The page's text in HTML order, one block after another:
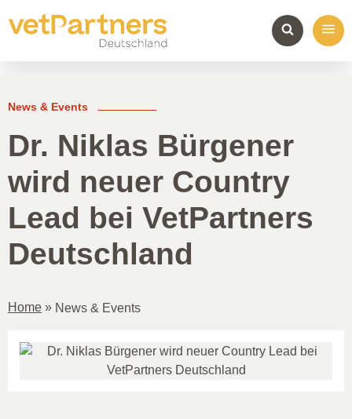
News & Events
Dr. Niklas Bürgener
wird neuer Country
Lead bei VetPartners
Deutschland
Home » News & Events